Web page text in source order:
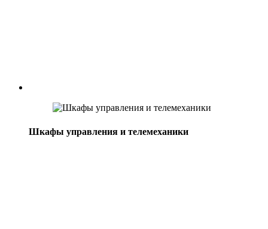
Шкафы управления и телемеханики